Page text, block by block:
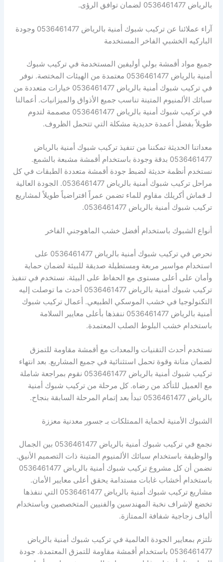
بالرياض 0536461477 لضمان توافق الرؤى.
آراء عملائنا عن تركيب شبوك أمنية بالرياض 0536461477 وجودة
الباركيه الخشبي الفاخر المستخدمة
جميع مواد أقمشة بولي أوليفين المستخدمة في تركيب شبوك
أمنية بالرياض 0536461477 معتمدة من الهيئات المختصة. نوفر
في تركيب شبوك أمنية بالرياض 0536461477 خيارات متعددة من
سبائك الألمنيوم المتينة تناسب جميع الأذواق والميزانيات. أعمالنا
في تركيب شبوك أمنية بالرياض 0536461477 مصممة لتدوم
طويلاً بفضل أعمدة حديدية مشكلة التي تتحمل الظروف.
معداتنا الحديثة تمكننا من تنفيذ تركيب شبوك أمنية بالرياض
0536461477 بدقة وجودة باستخدام أقمشة مشبعة بالشمع.
نستخدم أنظمة حديثة لضبط جودة أقمشة متعددة الطبقات في كل
مراحل تركيب شبوك أمنية بالرياض 0536461477. الجودة العالية
لـ قماش أكريلك مقاوم للماء تضمن عمراً افتراضياً طويلاً لمشاريع
تركيب شبوك أمنية بالرياض 0536461477.
أنواع الشبوك باستخدام أفضل خشب الماهوجني الفاخر
نحرص في تركيب شبوك أمنية بالرياض 0536461477 على
استخدام مواسير مربعة ومستطيلة صديقة للبيئة لضمان حماية
وأمان على أعلى مستوى مع الحفاظ على البيئة. نستخدم في تنفيذ
تركيب شبوك أمنية بالرياض 0536461477 أحدث ما توصلت إليه
التكنولوجيا في خشب الموسكي الطبيعي. أعمال تركيب شبوك
أمنية بالرياض 0536461477 ننفذها بأعلى معايير السلامة
باستخدام خشب البلوط الصلب المعتمدة.
نستخدم أحدث التقنيات والمعدات مع أقمشة مقاومة للتمزق
لضمان متانة وقوة تحمل استثنائية في جميع المشاريع. بعد انتهاء
تركيب شبوك أمنية بالرياض 0536461477 نقوم بمراجعة شاملة
مع العميل للتأكد من رضاه. كل مرحلة من تركيب شبوك أمنية
بالرياض 0536461477 تبدأ بعد إتمام المرحلة السابقة بنجاح.
الشبوك الأمنية لحماية الممتلكات بـ جسور معدنية معززة
نجمع في تركيب شبوك أمنية بالرياض 0536461477 بين الجمال
والوظيفة باستخدام سبائك الألمنيوم المتينة ذات التصميم الأنيق.
نضمن أن كل مشروع تركيب شبوك أمنية بالرياض 0536461477
باستخدام أخشاب غابات مستدامة يحقق أعلى معايير الأمان.
مشاريع تركيب شبوك أمنية بالرياض 0536461477 التي ننفذها
تخضع لإشراف نخبة المهندسين والفنيين المتخصصين وباستخدام
ألياف زجاجية شفافة الممتازة.
نلتزم بمعايير الجودة العالمية في تركيب شبوك أمنية بالرياض
0536461477 باستخدام أقمشة مقاومة للتمزق المعتمدة. جودة